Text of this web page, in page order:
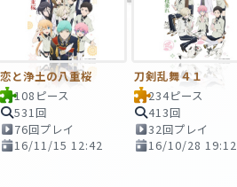
恋と浄土の八重桜
108ピース
531回
76回プレイ
16/11/15 12:42
刀剣乱舞４１
234ピース
413回
32回プレイ
16/10/28 19:12